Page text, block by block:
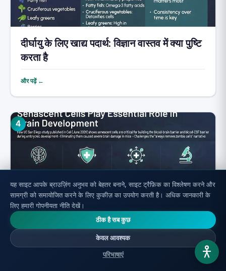
दीर्घायु के लिए खाद्य पदार्थ: विज्ञान वास्तव में क्या पुष्टि
करता है
और पढ़ें ←
4
मस्तिष्क में ज़ोंबी कोशिकाएँ: उन सभी को खत्म करना
क्यों गलत है
यह साइट आपके ब्राउज़िंग अनुभव को बेहतर बनाने, साइट ट्रैफ़िक का विश्लेषण करने और
सामग्री को समायोजित करने के लिए कुकीज़ का उपयोग करती है। अधिक जानकारी के
लिए हमारी गोपनीयता नीति देखें।
ठीक है सब कुछ
केवल आवश्यक
परिभाषाएं